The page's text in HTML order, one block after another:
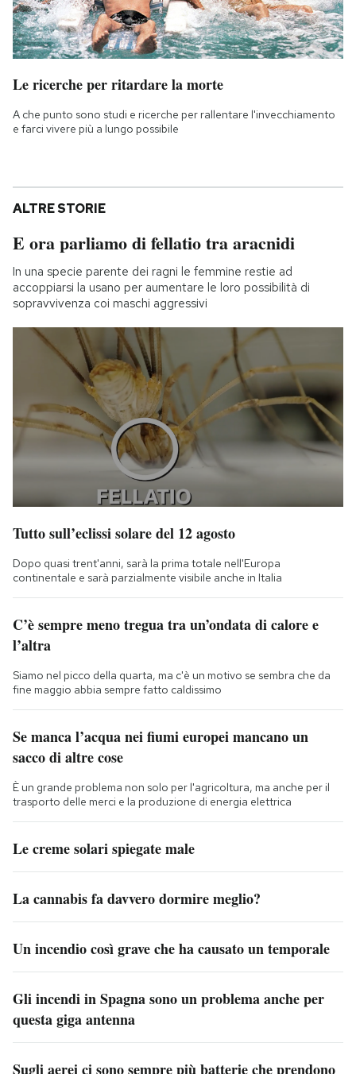
Le ricerche per ritardare la morte
A che punto sono studi e ricerche per rallentare l'invecchiamento
e farci vivere più a lungo possibile
ALTRE STORIE
E ora parliamo di fellatio tra aracnidi
In una specie parente dei ragni le femmine restie ad
accoppiarsi la usano per aumentare le loro possibilità di
sopravvivenza coi maschi aggressivi
Tutto sull’eclissi solare del 12 agosto
Dopo quasi trent'anni, sarà la prima totale nell'Europa
continentale e sarà parzialmente visibile anche in Italia
C’è sempre meno tregua tra un’ondata di calore e
l’altra
Siamo nel picco della quarta, ma c'è un motivo se sembra che da
fine maggio abbia sempre fatto caldissimo
Se manca l’acqua nei fiumi europei mancano un
sacco di altre cose
È un grande problema non solo per l'agricoltura, ma anche per il
trasporto delle merci e la produzione di energia elettrica
Le creme solari spiegate male
La cannabis fa davvero dormire meglio?
Un incendio così grave che ha causato un temporale
Gli incendi in Spagna sono un problema anche per
questa giga antenna
Sugli aerei ci sono sempre più batterie che prendono